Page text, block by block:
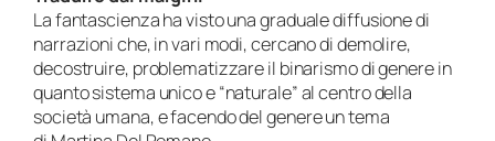
La fantascienza ha visto una graduale diffusione di
narrazioni che, in vari modi, cercano di demolire,
decostruire, problematizzare il binarismo di genere in
quanto sistema unico e “naturale” al centro della
società umana, e facendo del genere un tema